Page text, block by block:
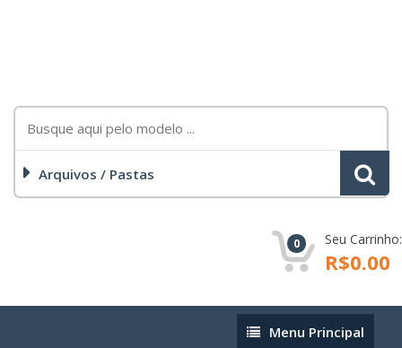
Arquivos / Pastas
0 Seu Carrinho:
R$0.00
MenuMenu Principal